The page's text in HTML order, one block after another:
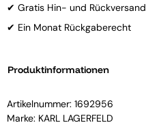
✔ Gratis Hin- und
✔ Ein Monat Rückgaberecht
Produktinformationen
Artikelnummer: 1692956
Marke: KARL LAGERFELD